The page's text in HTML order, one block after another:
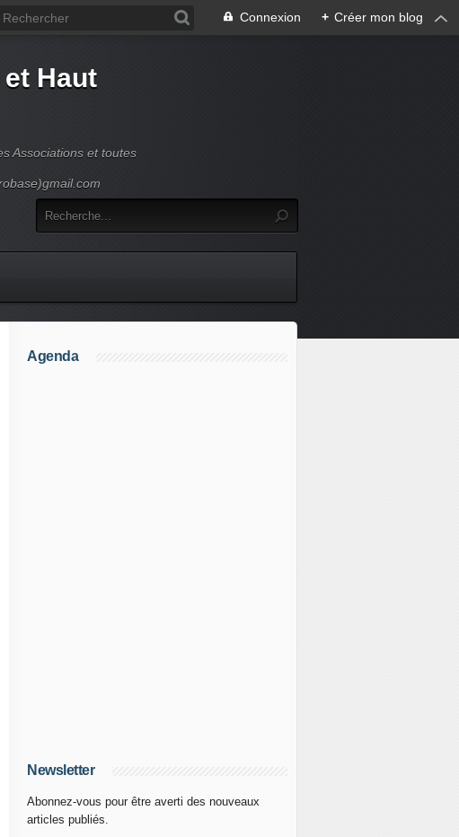
Connexion + Créer mon blog
Haut
Associations et toutes
Agenda
Newsletter
Abonnez-vous pour être averti des nouveaux
articles publiés.